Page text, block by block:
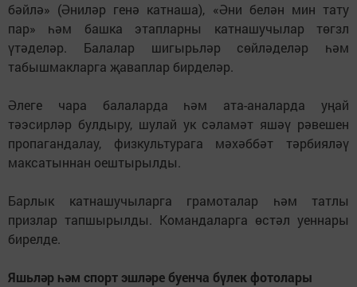
бәйлә» (Әниләр генә катнаша), «Әни белән мин тату
пар» һәм башка этапларны катнашучылар төгзл
үтәделәр. Балалар шигырьләр сөйләделәр һәм
табышмакларга җаваплар бирделәр.
Әлеге чара балаларда һәм ата-аналарда уңай
тәэсирләр булдыру, шулай ук сәламәт яшәү рәвешен
пропагандалау, физкультурага мәхәббәт тәрбияләү
максатыннан оештырылды.
Барлык катнашучыларга грамоталар һәм татлы
призлар тапшырылды. Командаларга өстәл уеннары
бирелде.
Яшьләр һәм спорт эшләре буенча бүлек фотолары